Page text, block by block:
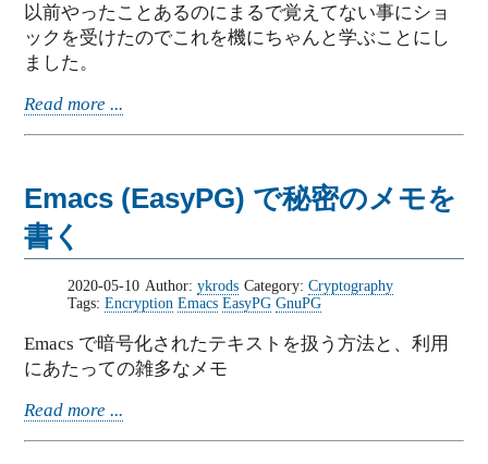
以前やったことあるのにまるで覚えてない事にショ
ックを受けたのでこれを機にちゃんと学ぶことにし
ました。
Read more ...
Emacs (EasyPG) で秘密のメモを
書く
2020-05-10 Author:ykrods Category:Cryptography
Tags:Encryption Emacs EasyPG GnuPG
Emacs で暗号化されたテキストを扱う方法と、利用
にあたっての雑多なメモ
Read more ...